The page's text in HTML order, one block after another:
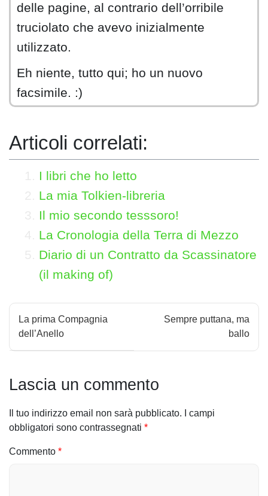
delle pagine, al contrario dell’orribile
truciolato che avevo inizialmente
utilizzato.
Eh niente, tutto qui; ho un nuovo
facsimile. :)
Articoli correlati:
I libri che ho letto
La mia Tolkien-libreria
Il mio secondo tesssoro!
La Cronologia della Terra di Mezzo
Diario di un Contratto da Scassinatore
(il making of)
N
a
i
g
a
z
La prima Compagnia
dell’Anello
Sempre puttana, ma
ballo
Lascia un commento
Il tuo indirizzo email non sarà pubblicato.
I campi
obbligatori sono contrassegnati *
Commento *